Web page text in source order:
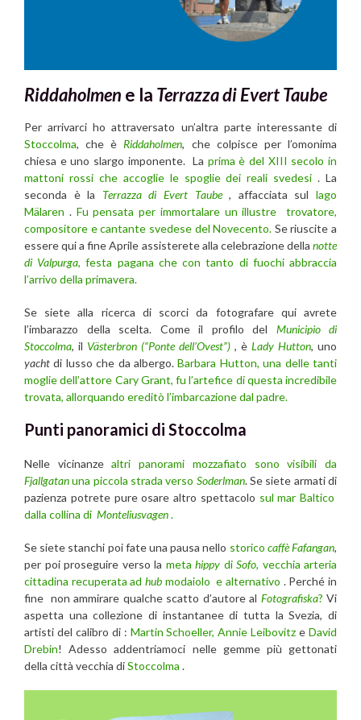
Riddaholmen e la Terrazza di Evert Taube
Per arrivarci ho attraversato un’altra parte interessante di
Stoccolma, che è Riddaholmen, che colpisce per l’omonima
chiesa e uno slargo imponente. La prima è del XIII secolo in
mattoni rossi che accoglie le spoglie dei reali svedesi . La
seconda è la Terrazza di Evert Taube, affacciata sullago
Mälaren . Fu pensata per immortalare un illustre trovatore,
compositore e cantante svedese del Novecento. Se riuscite a
essere qui a fine Aprile assisterete alla celebrazione della notte
di Valpurga, festa pagana che con tanto di fuochi abbraccia
l’arrivo della primavera.
Se siete alla ricerca di scorci da fotografare qui avrete
l’imbarazzo della scelta. Come il profilo del Municipio di
Stoccolma, il Västerbron (“Ponte dell’Ovest”) , è Lady Hutton, uno
yacht di lusso che da albergo.Barbara Hutton, una delle tanti
moglie dell’attore Cary Grant, fu l’artefice di questa incredibile
trovata, allorquando ereditò l’imbarcazione dal padre.
Punti panoramici di Stoccolma
Nelle vicinanzealtri panorami mozzafiato sono visibili da
Fjallgatanuna piccola strada verso Soderlman. Se siete armati di
pazienza potrete pure osare altro spettacolo sul mar Baltico
dalla collina di Monteliusvagen.
Se siete stanchi poi fate una pausa nello storico caffè Fafangan,
per poi proseguire verso la meta hippy di Sofo, vecchia arteria
cittadina recuperata ad hub modaiolo e alternativo . Perché in
fine non ammirare qualche scatto d’autore al Fotografiska? Vi
aspetta una collezione di instantanee di tutta la Svezia, di
artisti del calibro di : Martin Schoeller, Annie Leibovitz eDavid
Drebin! Adesso addentriamoci nelle gemme più gettonati
della città vecchia diStoccolma .